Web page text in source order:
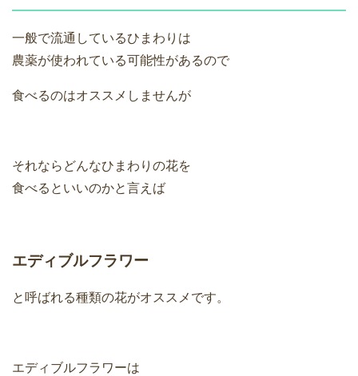
一般で流通しているひまわりは
農薬が使われている可能性があるので
食べるのはオススメしませんが
それならどんなひまわりの花を
食べるといいのかと言えば
エディブルフラワー
と呼ばれる種類の花がオススメです。
エディブルフラワーは